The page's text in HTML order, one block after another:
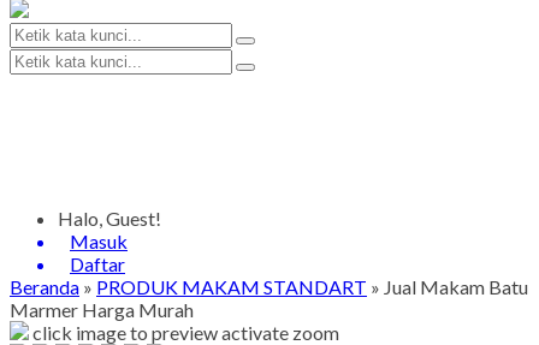
Halo, Guest!
Masuk
Daftar
Beranda » PRODUK MAKAM STANDART » Jual Makam Batu
Marmer Harga Murah
click image to previewactivate zoom